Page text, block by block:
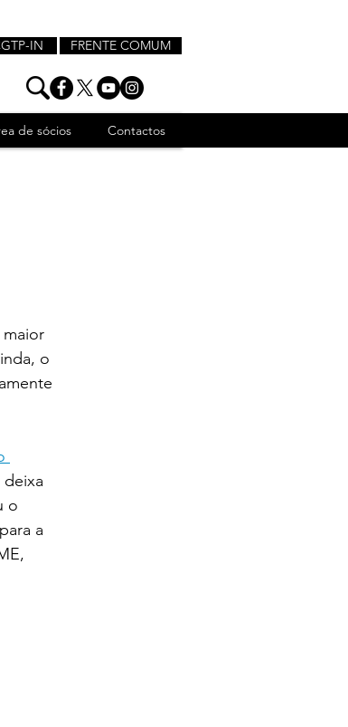
IN FRENTE COMUM
de sócios Contactos
o
deixa
o
a